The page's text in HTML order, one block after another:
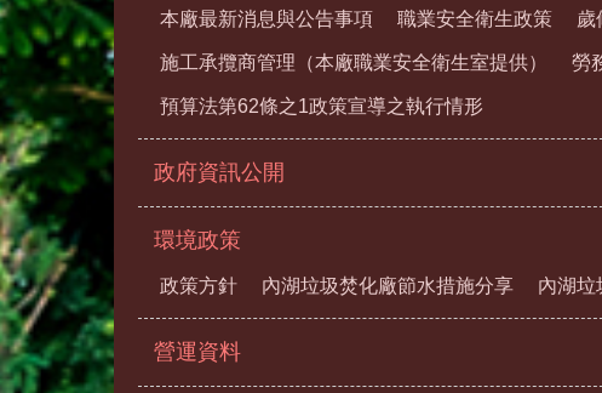
本廠最新消息與公告事項 職業安全衛生政策 歲
施工承攬商管理（本廠職業安全衛生室提供） 勞
預算法第62條之1政策宣導之執行情形
政府資訊公開
環境政策
政策方針 內湖垃圾焚化廠節水措施分享 內湖垃
營運資料